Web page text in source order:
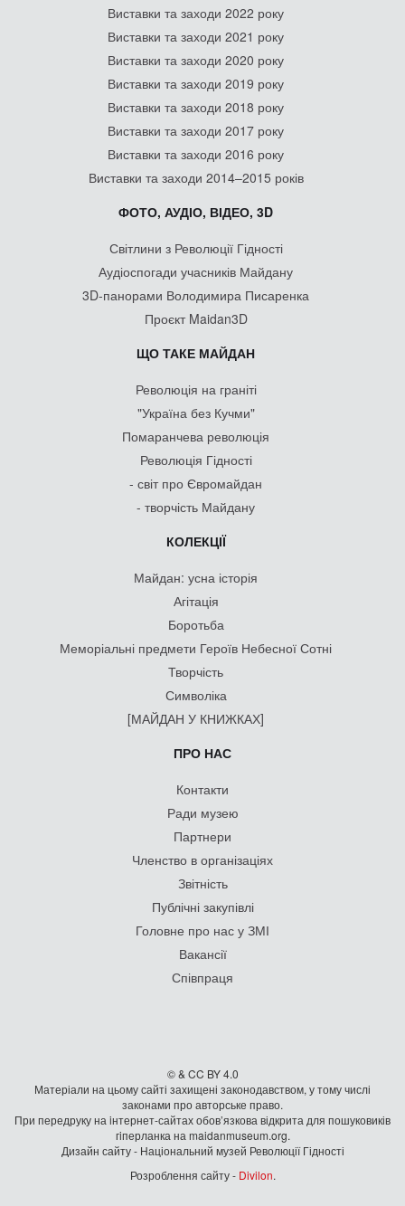
Виставки та заходи 2022 року
Виставки та заходи 2021 року
Виставки та заходи 2020 року
Виставки та заходи 2019 року
Виставки та заходи 2018 року
Виставки та заходи 2017 року
Виставки та заходи 2016 року
Виставки та заходи 2014–2015 років
ФОТО, АУДІО, ВІДЕО, 3D
Світлини з Революції Гідності
Аудіоспогади учасників Майдану
3D-панорами Володимира Писаренка
Проєкт Maidan3D
ЩО ТАКЕ МАЙДАН
Революція на граніті
"Україна без Кучми"
Помаранчева революція
Революція Гідності
- світ про Євромайдан
- творчість Майдану
КОЛЕКЦІЇ
Майдан: усна історія
Агітація
Боротьба
Меморіальні предмети Героїв Небесної Сотні
Творчість
Символіка
[МАЙДАН У КНИЖКАХ]
ПРО НАС
Контакти
Ради музею
Партнери
Членство в організаціях
Звітність
Публічні закупівлі
Головне про нас у ЗМІ
Вакансії
Співпраця
© & CC BY 4.0
Матеріали на цьому сайті захищені законодавством, у тому числі
законами про авторське право.
При передруку на iнтернет-сайтах обов’язкова відкрита для пошуковиків
гiперланка на maidanmuseum.org.
Дизайн сайту - Національний музей Революції Гідності
Розроблення сайту - Divilon.